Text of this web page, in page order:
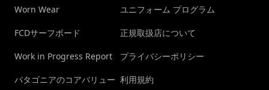
Worn Wear
FCDサーフボード
Work in Progress Report
パタゴニアのコアバリュー
ユニフォーム プログラム
正規取扱店について
プライバシーポリシー
利用規約